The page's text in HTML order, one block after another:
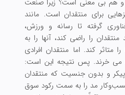
برای منتقدان است. مانند
گرفته تا رسانه و ورزش،
را راضی کند، آنها را به
متاثر کند. اما منتقدان افرادی
می خرند. پس نتیجه این است:
و بدون جنسیت که منتقدان
مد را به سمت رکود سوق